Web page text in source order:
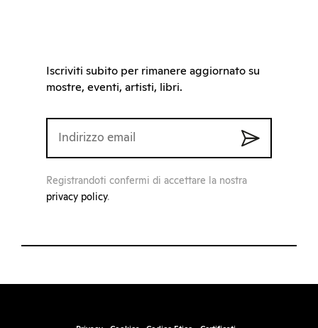
Iscriviti subito per rimanere aggiornato su
mostre, eventi, artisti, libri.
Registrandoti confermi di accettare la nostra
privacy policy.